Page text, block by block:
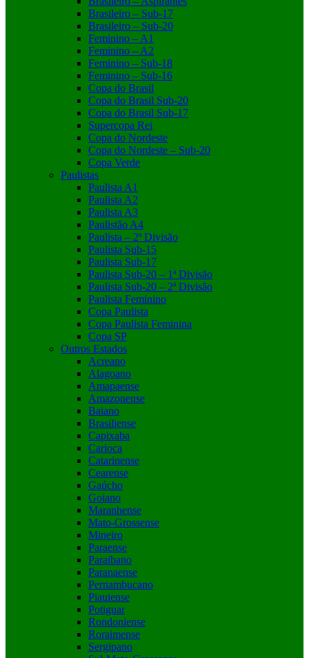
Brasileiro – Sub-17
Brasileiro – Sub-20
Feminino – A1
Feminino – A2
Feminino – Sub-18
Feminino – Sub-16
Copa do Brasil
Copa do Brasil Sub-20
Copa do Brasil Sub-17
Supercopa Rei
Copa do Nordeste
Copa do Nordeste – Sub-20
Copa Verde
Paulistas
Paulista A1
Paulista A2
Paulista A3
Paulistão A4
Paulista – 2ª Divisão
Paulista Sub-15
Paulista Sub-17
Paulista Sub-20 – 1ª Divisão
Paulista Sub-20 – 2ª Divisão
Paulista Feminino
Copa Paulista
Copa Paulista Feminina
Copa SP
Outros Estados
Acreano
Alagoano
Amapaense
Amazonense
Baiano
Brasiliense
Capixaba
Carioca
Catarinense
Cearense
Gaúcho
Goiano
Maranhense
Mato-Grossense
Mineiro
Paraense
Paraibano
Paranaense
Pernambucano
Piauiense
Potiguar
Rondoniense
Roraimense
Sergipano